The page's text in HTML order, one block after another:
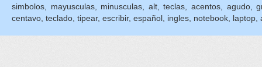
simbolos, mayusculas, minusculas, alt, teclas, acentos,
centavo, teclado, tipear, escribir, español, ingles, notebook,